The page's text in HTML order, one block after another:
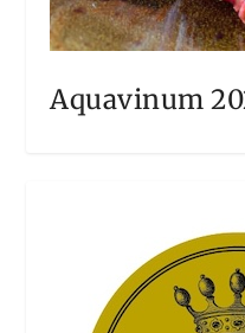
Aquavinum